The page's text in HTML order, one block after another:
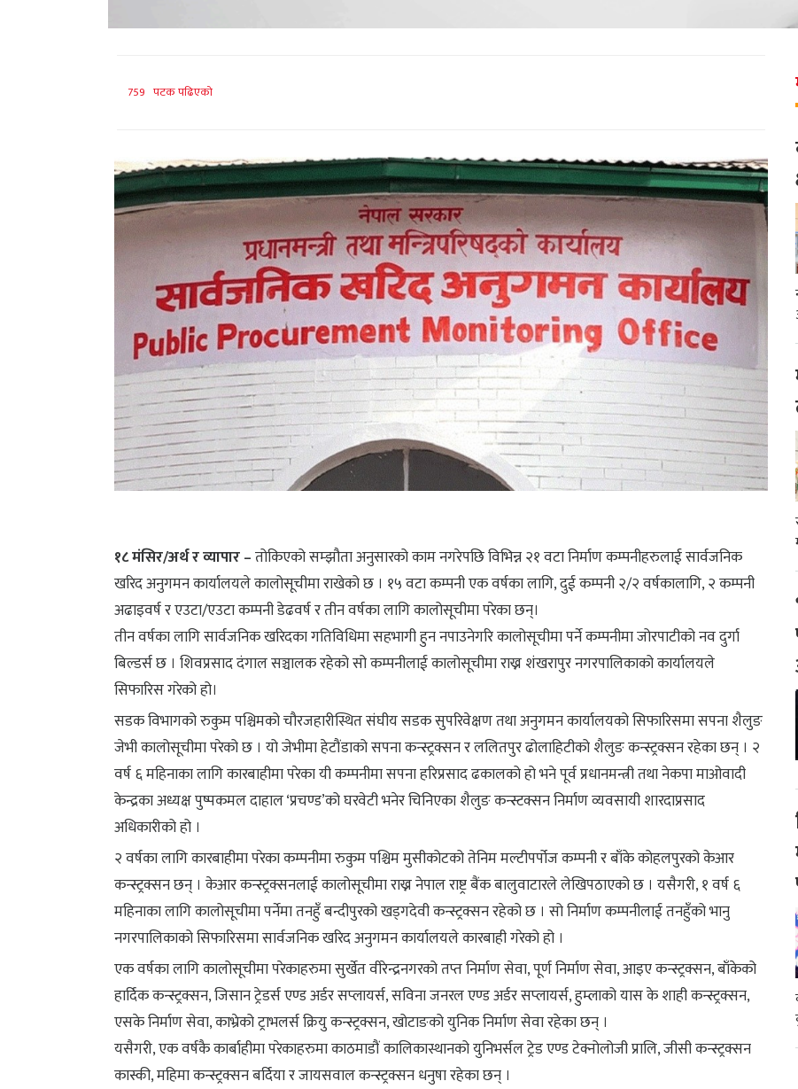
759 पटक पढिएको
१८ मंसिर/अर्थ र व्यापार –तोकिएको सम्झौता अनुसारको काम नगरेपछि विभिन्न २१ वटा निर्माण कम्पनीहरुलाई सार्वजनिक
खरिद अनुगमन कार्यालयले कालोसूचीमा राखेको छ । १५ वटा कम्पनी एक वर्षका लागि, दुई कम्पनी २/२ वर्षकालागि, २ कम्पनी
अढाइवर्ष र एउटा/एउटा कम्पनी डेढवर्ष र तीन वर्षका लागि कालोसूचीमा परेका छन्।
तीन वर्षका लागि सार्वजनिक खरिदका गतिविधिमा सहभागी हुन नपाउनेगरि कालोसूचीमा पर्ने कम्पनीमा जोरपाटीको नव दुर्गा
बिल्डर्स छ । शिवप्रसाद दंगाल सञ्चालक रहेको सो कम्पनीलाई कालोसूचीमा राख्न शंखरापुर नगरपालिकाको कार्यालयले
सिफारिस गरेको हो।
सडक विभागको रुकुम पश्चिमको चौरजहारीस्थित संघीय सडक सुपरिवेक्षण तथा अनुगमन कार्यालयको सिफारिसमा सपना शैलुङ
जेभी कालोसूचीमा परेको छ । यो जेभीमा हेटौंडाको सपना कन्स्ट्रक्सन र ललितपुर ढोलाहिटीको शैलुङ कन्स्ट्रक्सन रहेका छन् । २
वर्ष ६ महिनाका लागि कारबाहीमा परेका यी कम्पनीमा सपना हरिप्रसाद ढकालको हो भने पूर्व प्रधानमन्त्री तथा नेकपा माओवादी
केन्द्रका अध्यक्ष पुष्पकमल दाहाल ‘प्रचण्ड’को घरवेटी भनेर चिनिएका शैलुङ कन्स्टक्सन निर्माण व्यवसायी शारदाप्रसाद
अधिकारीको हो ।
२ वर्षका लागि कारबाहीमा परेका कम्पनीमा रुकुम पश्चिम मुसीकोटको तेनिम मल्टीपर्पोज कम्पनी र बाँके कोहलपुरको केआर
कन्स्ट्रक्सन छन् । केआर कन्स्ट्रक्सनलाई कालोसूचीमा राख्न नेपाल राष्ट्र बैंक बालुवाटारले लेखिपठाएको छ । यसैगरी, १ वर्ष ६
महिनाका लागि कालोसूचीमा पर्नेमा तनहुँ बन्दीपुरको खड्गदेवी कन्स्ट्रक्सन रहेको छ । सो निर्माण कम्पनीलाई तनहुँको भानु
नगरपालिकाको सिफारिसमा सार्वजनिक खरिद अनुगमन कार्यालयले कारबाही गरेको हो ।
एक वर्षका लागि कालोसूचीमा परेकाहरुमा सुर्खेत वीरेन्द्रनगरको तप्त निर्माण सेवा, पूर्ण निर्माण सेवा, आइए कन्स्ट्रक्सन, बाँकेको
हार्दिक कन्स्ट्रक्सन, जिसान ट्रेडर्स एण्ड अर्डर सप्लायर्स, सविना जनरल एण्ड अर्डर सप्लायर्स, हुम्लाको यास के शाही कन्स्ट्रक्सन,
एसके निर्माण सेवा, काभ्रेको ट्राभलर्स क्रियु कन्स्ट्रक्सन, खोटाङको युनिक निर्माण सेवा रहेका छन् ।
यसैगरी, एक वर्षकै कार्बाहीमा परेकाहरुमा काठमाडौं कालिकास्थानको युनिभर्सल ट्रेड एण्ड टेक्नोलोजी प्रालि, जीसी कन्स्ट्रक्सन
कास्की, महिमा कन्स्ट्रक्सन बर्दिया र जायसवाल कन्स्ट्रक्सन धनुषा रहेका छन् ।